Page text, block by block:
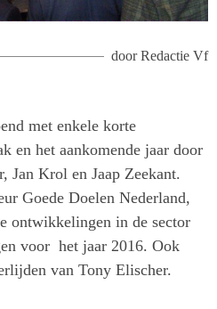
doorRedactie Vf
met enkele korte
en het aankomende jaar door
Jan Krol en Jaap Zeekant.
Goede Doelen Nederland,
ontwikkelingen in de sector
voor het jaar 2016. Ook
van Tony Elischer.